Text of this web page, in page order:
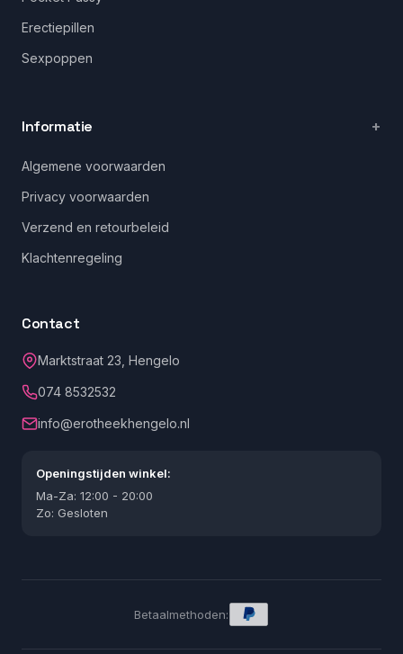
Erectiepillen
Sexpoppen
Informatie
Algemene voorwaarden
Privacy voorwaarden
Verzend en retourbeleid
Klachtenregeling
Contact
Marktstraat 23, Hengelo
074 8532532
info@erotheekhengelo.nl
Openingstijden winkel:
Ma-Za: 12:00 - 20:00
Zo: Gesloten
Betaalmethoden: